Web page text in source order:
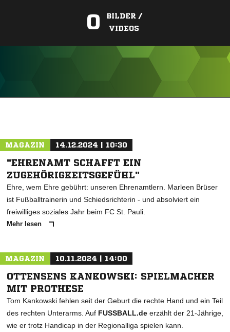
0
BILDER /
VIDEOS
MAGAZIN 14.12.2024 | 10:30
"EHRENAMT SCHAFFT EIN
ZUGEHÖRIGKEITSGEFÜHL"
Ehre, wem Ehre gebührt: unseren Ehrenamtlern. Marleen Brüser
ist Fußballtrainerin und Schiedsrichterin - und absolviert ein
freiwilliges soziales Jahr beim FC St. Pauli.
Mehr lesen
MAGAZIN 10.11.2024 | 14:00
OTTENSENS KANKOWSKI: SPIELMACHER
MIT PROTHESE
Tom Kankowski fehlen seit der Geburt die rechte Hand und ein Teil
des rechten Unterarms. Auf FUSSBALL.de erzählt der 21-Jährige,
wie er trotz Handicap in der Regionalliga spielen kann.